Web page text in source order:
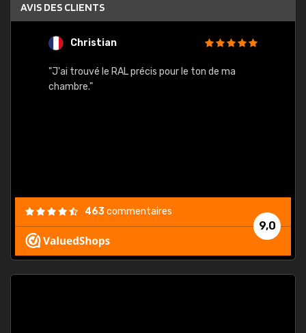
AVIS DES CLIENTS
Christian
"J'ai trouvé le RAL précis pour le ton de ma
chambre."
9,0
463commentaires